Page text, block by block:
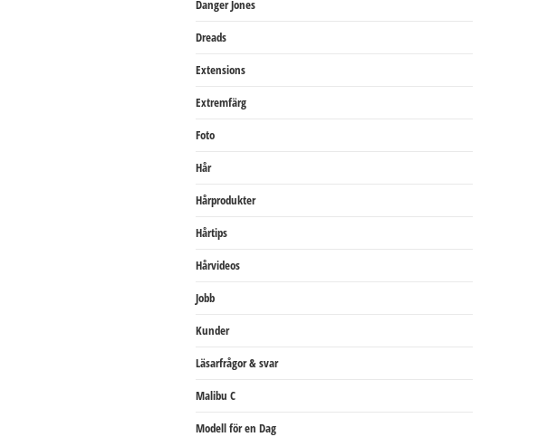
Danger Jones
Dreads
Extensions
Extremfärg
Foto
Hår
Hårprodukter
Hårtips
Hårvideos
Jobb
Kunder
Läsarfrågor & svar
Malibu C
Modell för en Dag